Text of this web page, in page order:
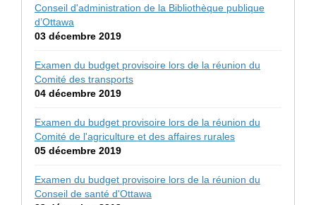
Conseil d'administration de la Bibliothèque publique
d’Ottawa
03 décembre 2019
Examen du budget provisoire lors de la réunion du
Comité des transports
04 décembre 2019
Examen du budget provisoire lors de la réunion du
Comité de l'agriculture et des affaires rurales
05 décembre 2019
Examen du budget provisoire lors de la réunion du
Conseil de santé d'Ottawa